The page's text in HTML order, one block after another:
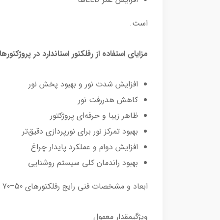
است.
مزایای استفاده از رفلکتور استاندارد در پروژکتورهای
افزایش شدت نور و بهبود پخش نور
کاهش هدررفت نور
ظاهر زیبا و حرفه‌ای پروژکتور
بهبود تمرکز نور برای نورپردازی دقیق‌تر
افزایش دوام و عملکرد پایدار چراغ
بهبود راندمان کلی سیستم روشنایی
ابعاد و مشخصات فنی رایج رفلکتورهای 50–70 وات
ویژگیمقدار معمول